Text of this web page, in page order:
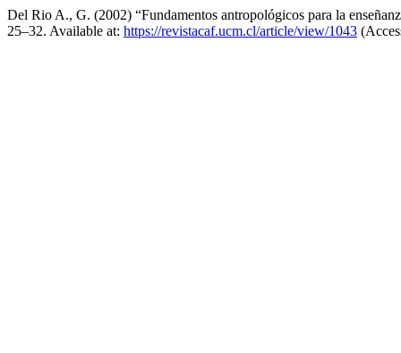
Del Rio A., G. (2002) “Fundamentos antropológicos para la
25–32. Available at: https://revistacaf.ucm.cl/article/view/1043